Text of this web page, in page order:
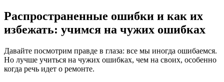
Распространенные ошибки и как их
избежать: учимся на чужих ошибках
Давайте посмотрим правде в глаза: все мы иногда ошибаемся.
Но лучше учиться на чужих ошибках, чем на своих, особенно
когда речь идет о ремонте.